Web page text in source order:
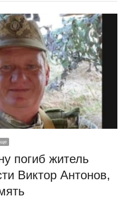
погиб житель
Виктор Антонов,